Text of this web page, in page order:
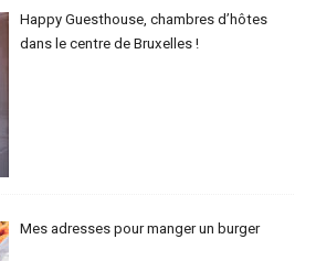
Happy Guesthouse, chambres d’hôtes
dans le centre de Bruxelles !
Mes adresses pour manger un burger